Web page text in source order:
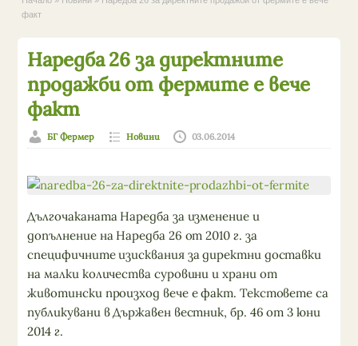
факт
Наредба 26 за директните
продажби от фермите е вече
факт
БГ Фермер Новини 03.06.2014
Дългочаканата Наредба за изменение и
допълнение на Наредба 26 от 2010 г. за
специфичните изисквания за директни доставки
на малки количества суровини и храни от
животински произход вече е факт. Текстовете са
публикувани в Държавен вестник, бр. 46 от 3 юни
2014 г.